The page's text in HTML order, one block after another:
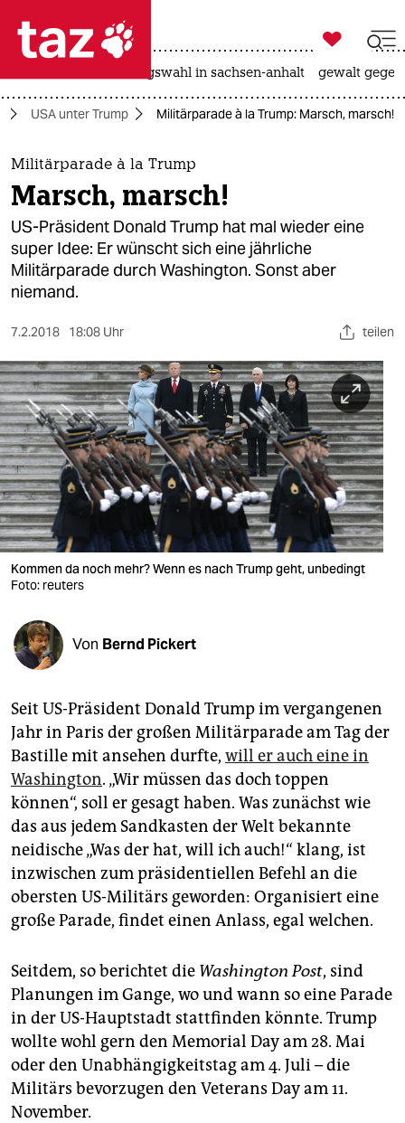
 taz zahl ich
taz zahl ich
themen
politik
öko
gesellschaft
kultur
sport
berlin
nord
wahrheit
verlag
verlag
shop
fragen & hilfe
unterstützen
abo
genossenschaft
epaper login

taz zahl ich
landtagswahl in sachsen-anhalt gewalt
USA unter Trump Militärparade à la Trump: Marsch, marsch!
Militärparade à la Trump
Marsch, marsch!
US-Präsident Donald Trump hat mal wieder eine
super Idee: Er wünscht sich eine jährliche
Militärparade durch Washington. Sonst aber
niemand.
7.2.2018 18:08 Uhr teilen
Kommen da noch mehr? Wenn es nach Trump geht, unbedingt
Foto: reuters
Von Bernd Pickert
Seit US-Präsident Donald Trump im vergangenen
Jahr in Paris der großen Militärparade am Tag der
Bastille mit ansehen durfte, will er auch eine in
Washington. „Wir müssen das doch toppen
können“, soll er gesagt haben. Was zunächst wie
das aus jedem Sandkasten der Welt bekannte
neidische „Was der hat, will ich auch!“ klang, ist
inzwischen zum präsidentiellen Befehl an die
obersten US-Militärs geworden: Organisiert eine
große Parade, findet einen Anlass, egal welchen.
Seitdem, so berichtet die Washington Post, sind
Planungen im Gange, wo und wann so eine Parade
in der US-Hauptstadt stattfinden könnte. Trump
wollte wohl gern den Memorial Day am 28. Mai
oder den Unabhängigkeitstag am 4. Juli – die
Militärs bevorzugen den Veterans Day am 11.
November.